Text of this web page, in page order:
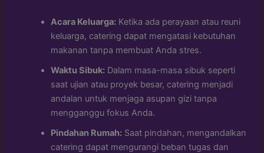
Acara Keluarga: Ketika ada perayaan atau reuni
keluarga, catering dapat mengatasi kebutuhan
makanan tanpa membuat Anda stres.
Waktu Sibuk: Dalam masa-masa sibuk seperti
saat ujian atau proyek besar, catering menjadi
andalan untuk menjaga asupan gizi tanpa
mengganggu fokus Anda.
Pindahan Rumah: Saat pindahan, mengandalkan
catering dapat mengurangi beban tugas dan